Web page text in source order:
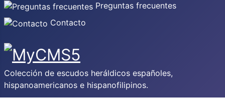
Preguntas frecuentes
Contacto
Colección de escudos heráldicos españoles,
hispanoamericanos e hispanofilipinos.